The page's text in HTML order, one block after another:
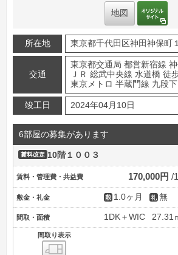
地図
オ
所在地 東京都千代田区神田神保町
交通
東京都交通局 都営新宿線
ＪＲ 総武中央線 水道橋 徒
東京メトロ 半蔵門線 九段
竣工日 2024年04月10日
6部屋の募集があります
賃料改定
10階１００３
賃料・管理費・共益費 170,000円
敷金・礼金 1.0ヶ月 無
間取・面積 1DK＋WIC 27.31
間取り表示